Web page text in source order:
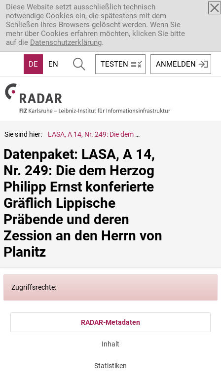
Direkt zum Inhalt
Diese Website setzt ausschließlich technisch
notwendige Cookies ein, die spätestens mit dem
Schließen Ihres Browsers gelöscht werden. Wenn Sie
mehr über Cookies erfahren möchten, klicken Sie bitte
auf die Datenschutzerklärung.
DE EN TESTEN ANMELDEN
Sie sind hier: LASA, A 14, Nr. 249: Die dem Herzog Philipp Ernst konferierte Gräflich Lippische Präbende und deren Zession an den Herrn von Planitz
Datenpaket: LASA, A 14,
Nr. 249: Die dem Herzog
Philipp Ernst konferierte
Gräflich Lippische
Präbende und deren
Zession an den Herrn von
Planitz
Zugriffsrechte:
RADAR-Metadaten
Inhalt
Statistiken